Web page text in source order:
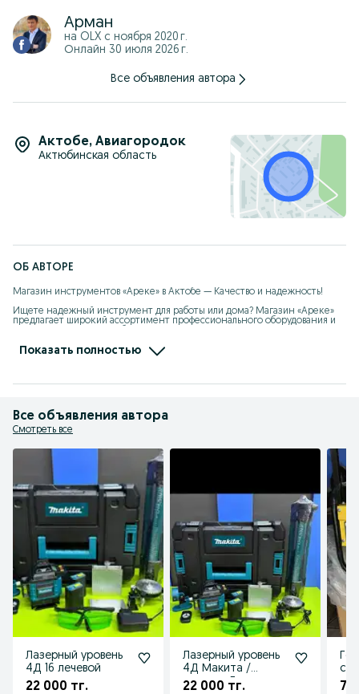
Арман
на OLX с ноября 2020 г.
Онлайн 30 июля 2026 г.
Все объявления автора
Актобе, Авиагородок
Актюбинская область
ОБ АВТОРЕ
Магазин инструментов «Ареке» в Актобе — Качество и надежность!
Ищете надежный инструмент для работы или дома? Магазин «Ареке»
предлагает широкий ассортимент профессионального оборудования и
* Огромный выбор: В наличии электроинструменты, инструменты от
сети, сварочное оборудование, генераторы, бензотехника и многие
официальную гарантию.
* Профессиональная консультация: Поможем подобрать инструмент под
ваши задачи и бюджет.
Показать полностью
Все объявления автора
Смотреть все
Лазерный уровень
4Д 16 лечевой
22 000 тг.
Лазерный уровень
4Д Макита /
уровень Девальт
22 000 тг.
со
77